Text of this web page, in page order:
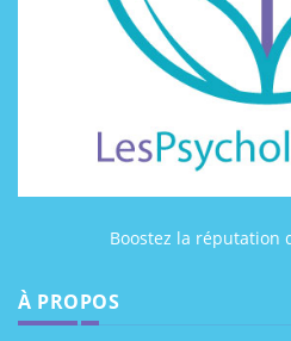
Boostez la réputation
À PROPOS